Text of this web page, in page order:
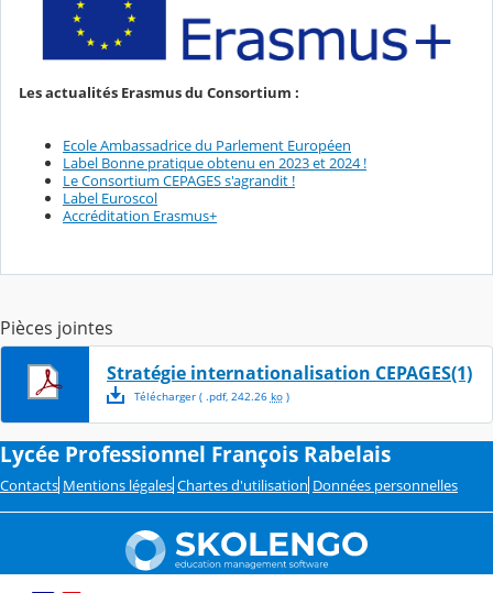
Les actualités Erasmus du Consortium :
Ecole Ambassadrice du Parlement Européen
Label Bonne pratique obtenu en 2023 et 2024 !
Le Consortium CEPAGES s'agrandit !
Label Euroscol
Accréditation Erasmus+
Pièces jointes
Stratégie internationalisation CEPAGES(1)
Télécharger( .pdf, 242.26 ko)
Lycée Professionnel François Rabelais
Contacts Mentions légales Chartes d'utilisation Données personnelles